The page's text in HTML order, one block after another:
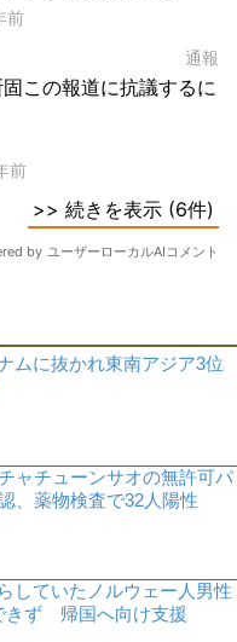
ムに抜かれ東南アジア3位
ャチューンサオの無許可パ
、薬物検査で32人陽性
していたノルウェー人男性
きず 帰国へ向け支援